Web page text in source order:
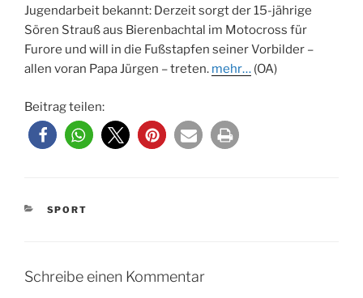
Jugendarbeit bekannt: Derzeit sorgt der 15-jährige
Sören Strauß aus Bierenbachtal im Motocross für
Furore und will in die Fußstapfen seiner Vorbilder –
allen voran Papa Jürgen – treten. mehr… (OA)
Beitrag teilen:
KATEGORIEN
SPORT
Schreibe einen Kommentar